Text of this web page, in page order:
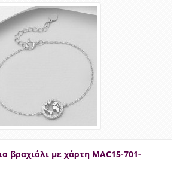
βραχιόλι με χάρτη MAC15-701-